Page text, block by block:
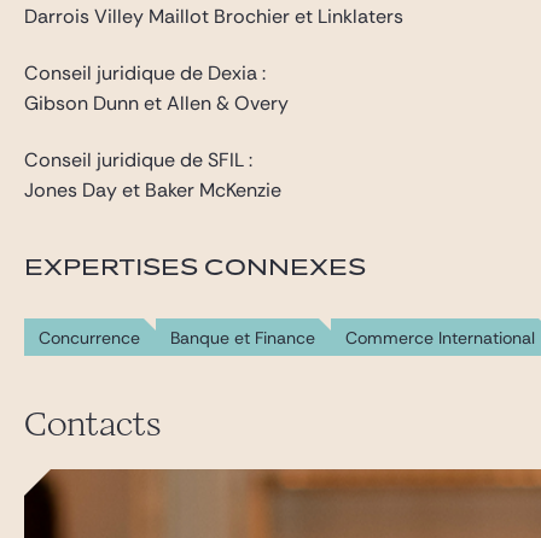
Darrois Villey Maillot Brochier et Linklaters
Conseil juridique de Dexia :
Gibson Dunn et Allen & Overy
Conseil juridique de SFIL :
Jones Day et Baker McKenzie
EXPERTISES CONNEXES
Concurrence Banque et Finance Commerce International
Contacts